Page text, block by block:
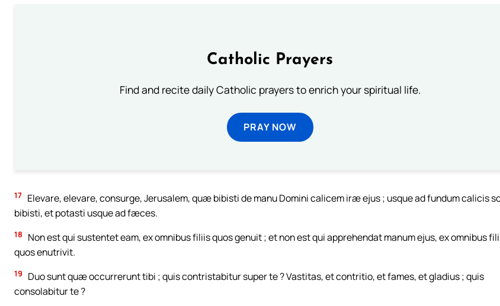
Catholic Prayers
Find and recite daily Catholic prayers to enrich your spiritual life.
PRAY NOW
17 Elevare, elevare, consurge, Jerusalem, quæ bibisti de manu Domini calicem iræ ejus ; usque ad fundum calicis
bibisti, et potasti usque ad fæces.
18
Non est qui sustentet eam, ex omnibus filiis quos genuit ; et non est qui apprehendat manum ejus, ex omnibus
quos enutrivit.
19
Duo sunt quæ occurrerunt tibi ; quis contristabitur super te ? Vastitas, et contritio, et fames, et gladius ; quis
consolabitur te ?